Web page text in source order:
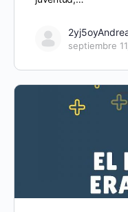
septiembre